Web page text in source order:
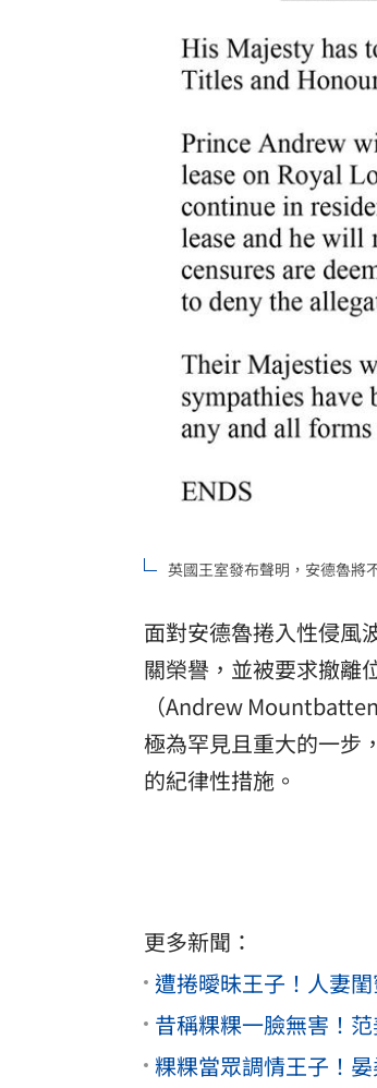
英國王室發布聲明，安德魯將
面對安德魯捲入性侵風
關榮譽，並被要求撤離
（Andrew
極為罕見且重大的一步
的紀律性措施。
更多新聞：
遭捲曖昧王子！人妻
昔稱粿粿一臉無害！
粿粿當眾調情王子！